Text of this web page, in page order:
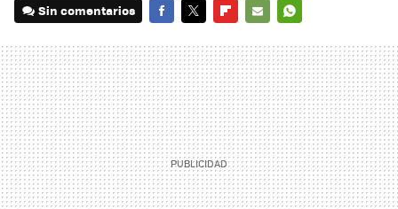
Sin comentarios
MAIL